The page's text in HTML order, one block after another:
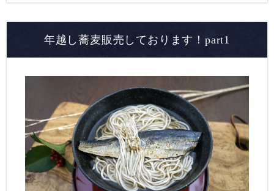
年越し蕎麦販売しております！part1